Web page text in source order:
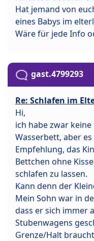
Hat jemand von
eines Babys im
Wäre für jede Info
gast.4799293
Re: Schlafen im
Hi,
ich habe zwar
Wasserbett, aber
Empfehlung, das
Bettchen ohne
schlafen zu lassen.
Kann denn der
Mein Sohn war in
dass er sich immer
Stubenwagens
Grenze/Halt